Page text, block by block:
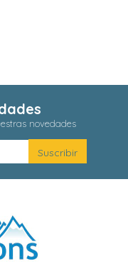
novedades